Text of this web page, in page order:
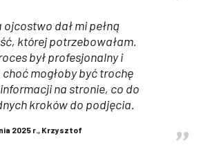
ojcostwo dał mi pełną
której potrzebowałam.
był profesjonalny i
choć mogłoby być trochę
na stronie, co do
kroków do podjęcia.
2025 r., Krzysztof